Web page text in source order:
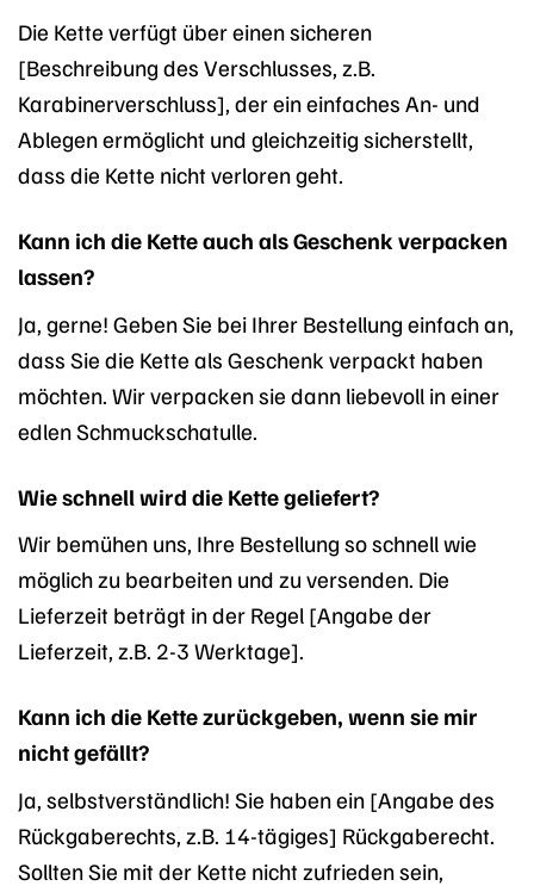
Die Kette verfügt über einen sicheren
[Beschreibung des Verschlusses, z.B.
Karabinerverschluss], der ein einfaches An- und
Ablegen ermöglicht und gleichzeitig sicherstellt,
dass die Kette nicht verloren geht.
Kann ich die Kette auch als Geschenk verpacken
lassen?
Ja, gerne! Geben Sie bei Ihrer Bestellung einfach an,
dass Sie die Kette als Geschenk verpackt haben
möchten. Wir verpacken sie dann liebevoll in einer
edlen Schmuckschatulle.
Wie schnell wird die Kette geliefert?
Wir bemühen uns, Ihre Bestellung so schnell wie
möglich zu bearbeiten und zu versenden. Die
Lieferzeit beträgt in der Regel [Angabe der
Lieferzeit, z.B. 2-3 Werktage].
Kann ich die Kette zurückgeben, wenn sie mir
nicht gefällt?
Ja, selbstverständlich! Sie haben ein [Angabe des
Rückgaberechts, z.B. 14-tägiges] Rückgaberecht.
Sollten Sie mit der Kette nicht zufrieden sein,